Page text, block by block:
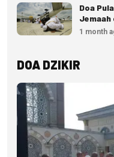
Doa
Jemaah
1 month
DOA DZIKIR